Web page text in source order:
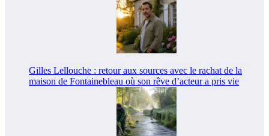
Gilles Lellouche : retour aux sources avec le rachat de la
maison de Fontainebleau où son rêve d’acteur a pris vie